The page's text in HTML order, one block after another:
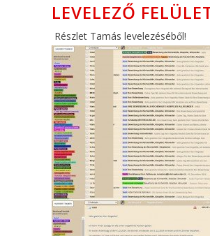
LEVELEZŐ
Részlet Tamás levelezéséből!